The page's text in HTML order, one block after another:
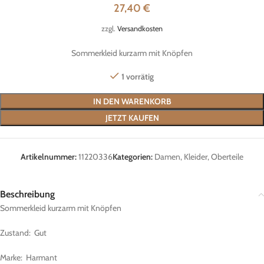
27,40 €
zzgl. Versandkosten
Sommerkleid kurzarm mit Knöpfen
1 vorrätig
IN DEN WARENKORB
JETZT KAUFEN
Artikelnummer:11220336Kategorien: Damen, Kleider, Oberteile
Beschreibung
Sommerkleid kurzarm mit Knöpfen
Zustand: Gut
Marke: Harmant